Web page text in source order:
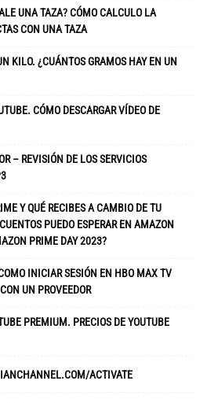
UNA TAZA? CÓMO CALCULO LA
CON UNA TAZA
KILO. ¿CUÁNTOS GRAMOS HAY EN UN
CÓMO DESCARGAR VÍDEO DE
– REVISIÓN DE LOS SERVICIOS
Y QUÉ RECIBES A CAMBIO DE TU
PUEDO ESPERAR EN AMAZON
PRIME DAY 2023?
INICIAR SESIÓN EN HBO MAX TV
UN PROVEEDOR
PREMIUM. PRECIOS DE YOUTUBE
ACTIVATE